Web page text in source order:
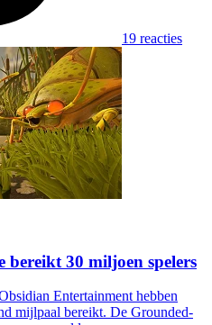
19 reacties
bereikt 30 miljoen spelers
Entertainment hebben
mijlpaal bereikt. De Grounded-